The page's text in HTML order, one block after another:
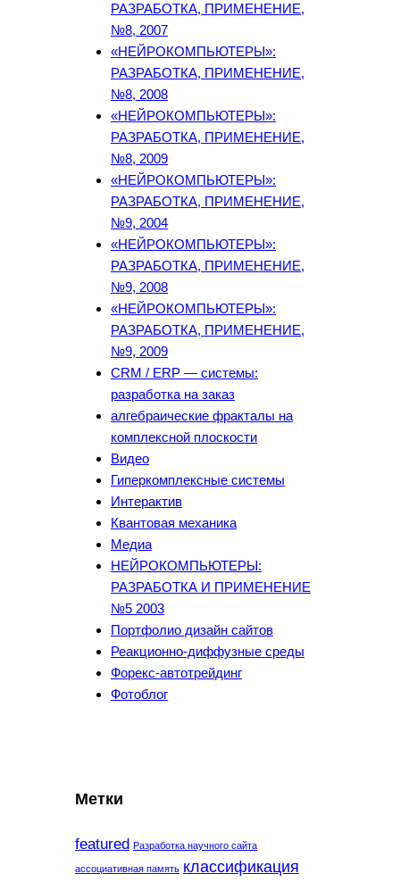
РАЗРАБОТКА, ПРИМЕНЕНИЕ,
№8, 2007
«НЕЙРОКОМПЬЮТЕРЫ»:
РАЗРАБОТКА, ПРИМЕНЕНИЕ,
№8, 2008
«НЕЙРОКОМПЬЮТЕРЫ»:
РАЗРАБОТКА, ПРИМЕНЕНИЕ,
№8, 2009
«НЕЙРОКОМПЬЮТЕРЫ»:
РАЗРАБОТКА, ПРИМЕНЕНИЕ,
№9, 2004
«НЕЙРОКОМПЬЮТЕРЫ»:
РАЗРАБОТКА, ПРИМЕНЕНИЕ,
№9, 2008
«НЕЙРОКОМПЬЮТЕРЫ»:
РАЗРАБОТКА, ПРИМЕНЕНИЕ,
№9, 2009
CRM / ERP — системы:
разработка на заказ
алгебраические фракталы на
комплексной плоскости
Видео
Гиперкомплексные системы
Интерактив
Квантовая механика
Медиа
НЕЙРОКОМПЬЮТЕРЫ:
РАЗРАБОТКА И ПРИМЕНЕНИЕ
№5 2003
Портфолио дизайн сайтов
Реакционно-диффузные среды
Форекс-автотрейдинг
Фотоблог
Метки
featured Разработка научного сайта
ассоциативная память классификация